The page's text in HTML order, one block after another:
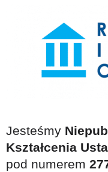
Jesteśmy
Kształcenia
pod numerem